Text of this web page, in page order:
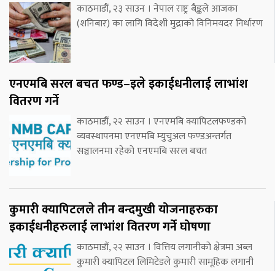
काठमाडौं, २३ साउन । नेपाल राष्ट्र बैङ्कले आजका
(शनिबार) का लागि विदेशी मुद्राको विनिमयदर निर्धारण
एनएमबि सरल बचत फण्ड–इले इकाईधनीलाई लाभांश
वितरण गर्ने
काठमाडौं, २२ साउन । एनएमबि क्यापिटलफण्डको
व्यवस्थापनमा एनएमबि म्युचुअल फण्डअन्तर्गत
सञ्चालनमा रहेको एनएमबि सरल बचत
कुमारी क्यापिटलले तीन बन्दमुखी योजनाहरुका
इकाईधनीहरुलाई लाभांश वितरण गर्ने घोषणा
काठमाडौं, २२ साउन । वित्तिय लगानीको क्षेत्रमा अब्ल
कुमारी क्यापिटल लिमिटेडले कुमारी सामूहिक लगानी